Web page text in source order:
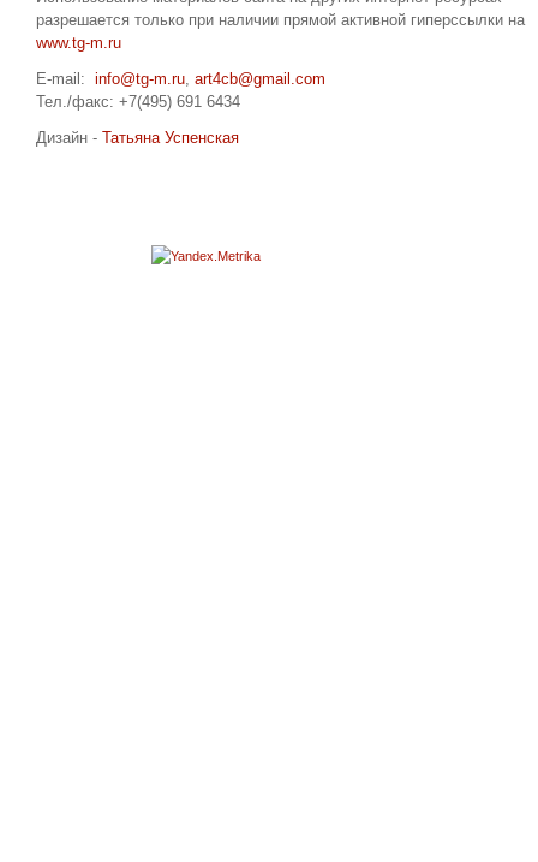
разрешается только при наличии прямой активной гиперссылки на
www.tg-m.ru
E-mail: info@tg-m.ru, art4cb@gmail.com
Тел./факс: +7(495) 691 6434
Дизайн - Татьяна Успенская